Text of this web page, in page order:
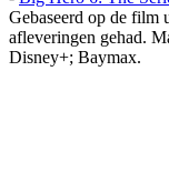
Gebaseerd op de film
afleveringen gehad.
Disney+; Baymax.